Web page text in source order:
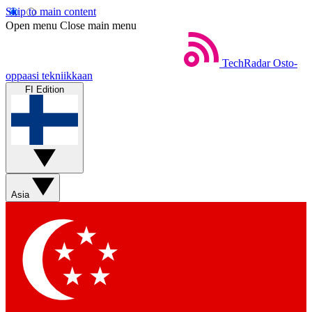
Skip to main content
Open menu Close main menu
TechRadar Osto-
oppaasi tekniikkaan
FI Edition
Asia